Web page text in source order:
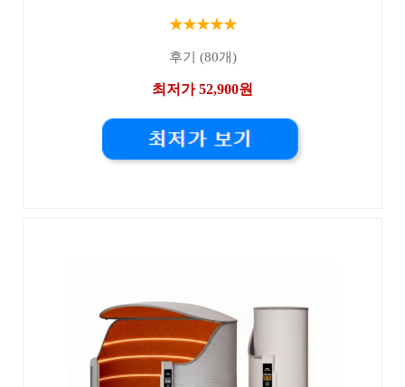
★★★★★
후기 (80개)
최저가 52,900원